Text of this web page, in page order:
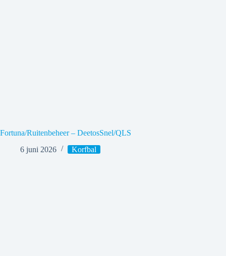
Fortuna/Ruitenbeheer – DeetosSnel/QLS
6 juni 2026
Korfbal